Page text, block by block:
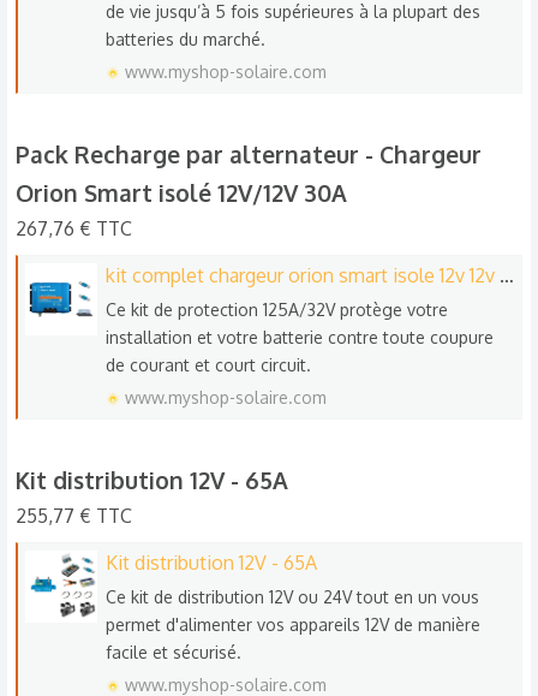
de vie jusqu’à 5 fois supérieures à la plupart des
batteries du marché.
www.myshop-solaire.com
Pack Recharge par alternateur - Chargeur
Orion Smart isolé 12V/12V 30A​
267,76 € TTC
kit complet chargeur orion smart isole 12v 12v 30a
Ce kit de protection 125A/32V protège votre
installation et votre batterie contre toute coupure
de courant et court circuit.
www.myshop-solaire.com
Kit distribution 12V - 65A​
255,77 € TTC
Kit distribution 12V - 65A
Ce kit de distribution 12V ou 24V tout en un vous
permet d'alimenter vos appareils 12V de manière
facile et sécurisé.
www.myshop-solaire.com